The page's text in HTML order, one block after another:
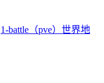
1-battle（pve）世界地